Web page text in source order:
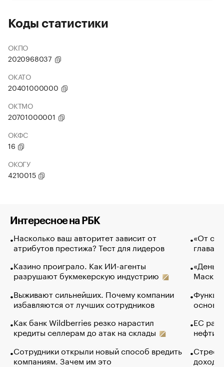
Коды статистики
ОКПО
2020968037
ОКАТО
20401000000
ОКТМО
20701000001
ОКФС
16
ОКОГУ
4210015
Интересное на РБК
Насколько ваш авторитет зависит от
атрибутов престижа? Тест для лидеров
Казино проиграло. Как ИИ-агенты
разрушают букмекерскую индустрию
Выживают сильнейших. Почему компании
избавляются от лучших сотрудников
Как банк Wildberries резко нарастил
кредиты селлерам до атак на склады
Сотрудники открыли новый способ вредить
компаниям. Зачем им это
«От
глава
Маск в
основ
ЕС
нефти